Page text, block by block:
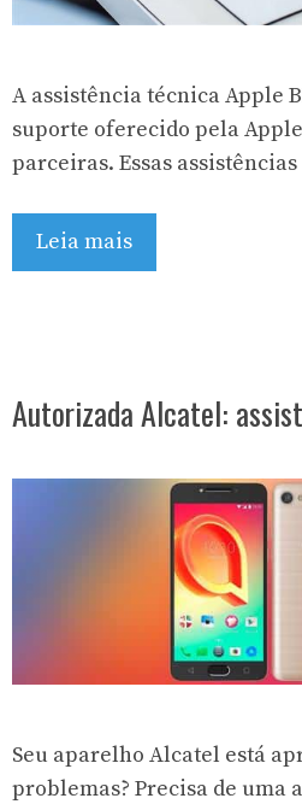
A assistência técnica Apple
suporte oferecido pela
parceiras. Essas
Leia mais
Autorizada Alcatel:
Seu aparelho Alcatel está
problemas? Precisa de uma